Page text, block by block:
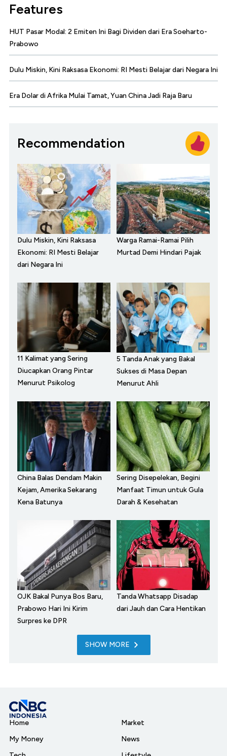
Features
HUT Pasar Modal: 2 Emiten Ini Bagi Dividen dari Era Soeharto-
Prabowo
Dulu Miskin, Kini Raksasa Ekonomi: RI Mesti Belajar dari Negara Ini
Era Dolar di Afrika Mulai Tamat, Yuan China Jadi Raja Baru
Recommendation
Dulu Miskin, Kini Raksasa
Ekonomi: RI Mesti Belajar
dari Negara Ini
Warga Ramai-Ramai Pilih
Murtad Demi Hindari Pajak
11 Kalimat yang Sering
Diucapkan Orang Pintar
Menurut Psikolog
5 Tanda Anak yang Bakal
Sukses di Masa Depan
Menurut Ahli
China Balas Dendam Makin
Kejam, Amerika Sekarang
Kena Batunya
Sering Disepelekan, Begini
Manfaat Timun untuk Gula
Darah & Kesehatan
OJK Bakal Punya Bos Baru,
Prabowo Hari Ini Kirim
Surpres ke DPR
Tanda Whatsapp Disadap
dari Jauh dan Cara Hentikan
SHOW MORE
Home
My Money
Market
News